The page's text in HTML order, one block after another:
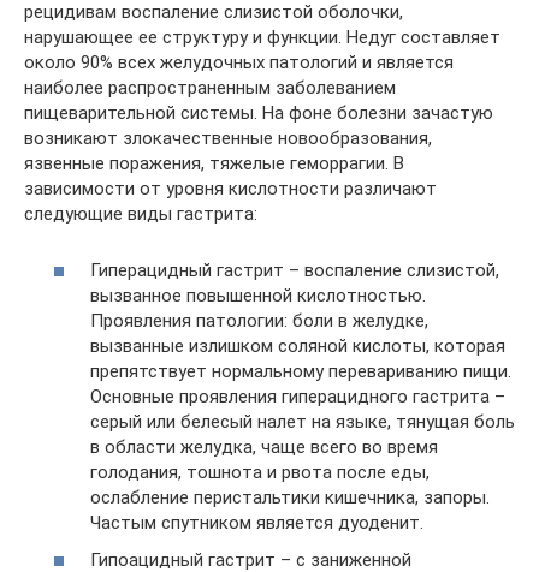
рецидивам воспаление слизистой оболочки,
нарушающее ее структуру и функции. Недуг составляет
около 90% всех желудочных патологий и является
наиболее распространенным заболеванием
пищеварительной системы. На фоне болезни зачастую
возникают злокачественные новообразования,
язвенные поражения, тяжелые геморрагии. В
зависимости от уровня кислотности различают
следующие виды гастрита:
Гиперацидный гастрит – воспаление слизистой,
вызванное повышенной кислотностью.
Проявления патологии: боли в желудке,
вызванные излишком соляной кислоты, которая
препятствует нормальному перевариванию пищи.
Основные проявления гиперацидного гастрита –
серый или белесый налет на языке, тянущая боль
в области желудка, чаще всего во время
голодания, тошнота и рвота после еды,
ослабление перистальтики кишечника, запоры.
Частым спутником является дуоденит.
Гипоацидный гастрит – с заниженной